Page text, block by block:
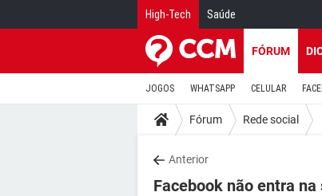
High-Tech Saúde
FÓRUM
JOGOS WHATSAPP CELULAR
Fórum Rede social
Anterior
Facebook não entra